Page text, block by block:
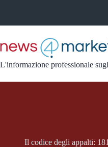
L'informazione professionale
Il codice degli appalti: